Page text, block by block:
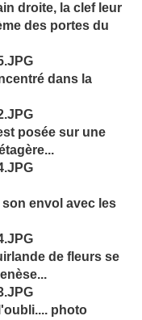
droite, la clef leur
des portes du
dans la
posée sur une
envol avec les
de fleurs se
photo